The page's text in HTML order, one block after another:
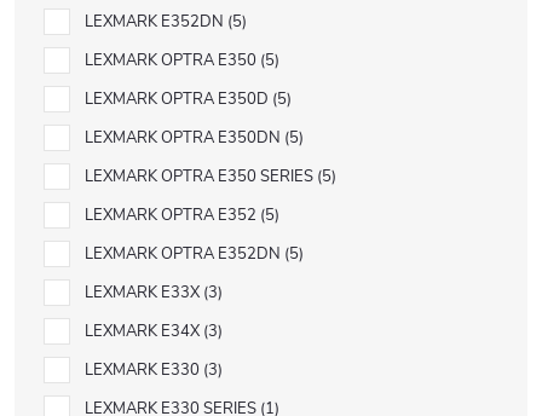
LEXMARK E352DN 5
LEXMARK OPTRA E350 5
LEXMARK OPTRA E350D 5
LEXMARK OPTRA E350DN 5
LEXMARK OPTRA E350 SERIES 5
LEXMARK OPTRA E352 5
LEXMARK OPTRA E352DN 5
LEXMARK E33X 3
LEXMARK E34X 3
LEXMARK E330 3
LEXMARK E330 SERIES 1